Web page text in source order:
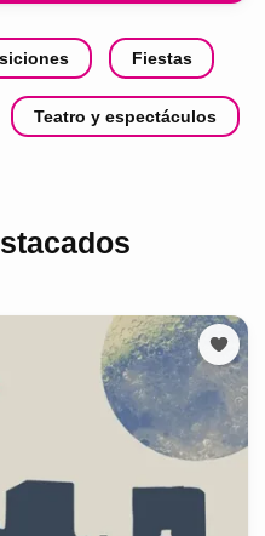
Fiestas
Teatro y espectáculos